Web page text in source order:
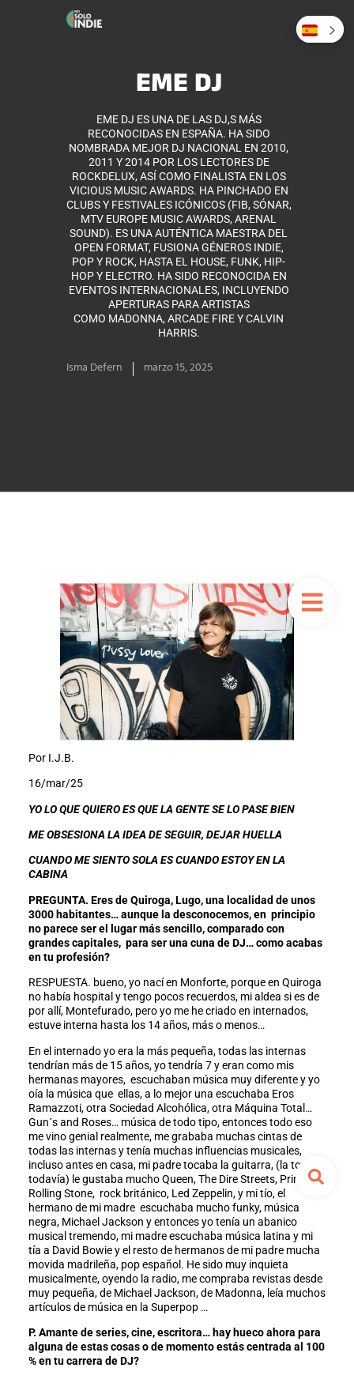
EME DJ
EME DJ ES UNA DE LAS DJ,S MÁS
RECONOCIDAS EN ESPAÑA. HA SIDO
NOMBRADA MEJOR DJ NACIONAL EN 2010,
2011 Y 2014 POR LOS LECTORES DE
ROCKDELUX, ASÍ COMO FINALISTA EN LOS
VICIOUS MUSIC AWARDS. HA PINCHADO EN
CLUBS Y FESTIVALES ICÓNICOS (FIB, SÓNAR,
MTV EUROPE MUSIC AWARDS, ARENAL
SOUND). ES UNA AUTÉNTICA MAESTRA DEL
OPEN FORMAT, FUSIONA GÉNEROS INDIE,
POP Y ROCK, HASTA EL HOUSE, FUNK, HIP-
HOP Y ELECTRO. HA SIDO RECONOCIDA EN
EVENTOS INTERNACIONALES, INCLUYENDO
APERTURAS PARA ARTISTAS
COMO MADONNA, ARCADE FIRE Y CALVIN
HARRIS.
Isma Defern marzo 15, 2025
Por I.J.B.
16/mar/25
YO LO QUE QUIERO ES QUE LA GENTE SE LO PASE BIEN
ME OBSESIONA LA IDEA DE SEGUIR, DEJAR HUELLA
CUANDO ME SIENTO SOLA ES CUANDO ESTOY EN LA
CABINA
PREGUNTA. Eres de Quiroga, Lugo, una localidad de unos
3000 habitantes… aunque la desconocemos, en principio
no parece ser el lugar más sencillo, comparado con
grandes capitales, para ser una cuna de DJ… como acabas
en tu profesión?
RESPUESTA. bueno, yo nací en Monforte, porque en Quiroga
no había hospital y tengo pocos recuerdos, mi aldea si es de
por allí, Montefurado, pero yo me he criado en internados,
estuve interna hasta los 14 años, más o menos…
En el internado yo era la más pequeña, todas las internas
tendrían más de 15 años, yo tendría 7 y eran como mis
hermanas mayores, escuchaban música muy diferente y yo
oía la música que ellas, a lo mejor una escuchaba Eros
Ramazzoti, otra Sociedad Alcohólica, otra Máquina Total…
Gun´s and Roses… música de todo tipo, entonces todo eso
me vino genial realmente, me grababa muchas cintas de
todas las internas y tenía muchas influencias musicales,
incluso antes en casa, mi padre tocaba la guitarra, (la toca
todavía) le gustaba mucho Queen, The Dire Streets, Prince,
Rolling Stone, rock británico, Led Zeppelin, y mi tío, el
hermano de mi madre escuchaba mucho funky, música
negra, Michael Jackson y entonces yo tenía un abanico
musical tremendo, mi madre escuchaba música latina y mi
tía a David Bowie y el resto de hermanos de mi padre mucha
movida madrileña, pop español. He sido muy inquieta
musicalmente, oyendo la radio, me compraba revistas desde
muy pequeña, de Michael Jackson, de Madonna, leía muchos
artículos de música en la Superpop …
P. Amante de series, cine, escritora… hay hueco ahora para
alguna de estas cosas o de momento estás centrada al 100
% en tu carrera de DJ?